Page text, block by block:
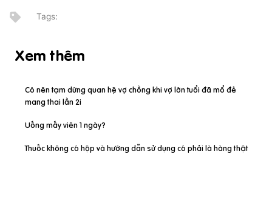
Xem thêm
Có nên tạm dừng quan hệ vợ chồng khi vợ lớn tuổi đã mổ đẻ
mang thai lần 2i
Uống mấy viên 1 ngày?
Thuốc không có hộp và hướng dẫn sử dụng có phải là hàng thật